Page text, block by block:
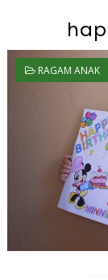
RAGAM ANAK